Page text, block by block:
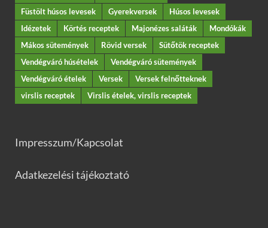
Füstölt húsos levesek
Gyerekversek
Húsos levesek
Idézetek
Körtés receptek Majonézes saláták
Mondókák
Mákos sütemények
Rövid versek
Sütőtök receptek
Vendégváró húsételek
Vendégváró sütemények
Vendégváró ételek
Versek
Versek felnőtteknek
virslis receptek
Virslis ételek, virslis receptek
Impresszum/Kapcsolat
Adatkezelési tájékoztató